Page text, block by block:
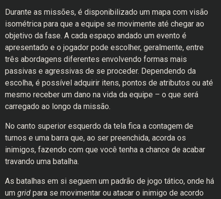
Durante as missões, é disponibilizado um mapa com visão
isométrica para que a equipe se movimente até chegar ao
objetivo da fase. A cada espaço andado um evento é
apresentado e o jogador pode escolher, geralmente, entre
três abordagens diferentes envolvendo formas mais
passivas e agressivas de se proceder. Dependendo da
escolha, é possível adquirir itens, pontos de atributos ou até
mesmo receber um dano na vida da equipe – o que será
carregado ao longo da missão.
No canto superior esquerdo da tela fica a contagem de
turnos e uma barra que, ao ser preenchida, acorda os
inimigos, fazendo com que você tenha a chance de acabar
travando uma batalha.
As batalhas em si seguem um padrão de jogo tático, onde há
um grid para se movimentar ou atacar o inimigo de acordo